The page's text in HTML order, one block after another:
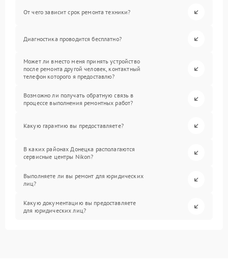
От чего зависит срок ремонта техники?
Диагностика проводится бесплатно?
Может ли вместо меня принять устройство
после ремонта другой человек, контактный
телефон которого я предоставлю?
Возможно ли получать обратную связь в
процессе выполнения ремонтных работ?
Какую гарантию вы предоставляете?
В каких районах Донецка располагаются
сервисные центры Nikon?
Выполняете ли вы ремонт для юридических
лиц?
Какую документацию вы предоставляете
для юридических лиц?